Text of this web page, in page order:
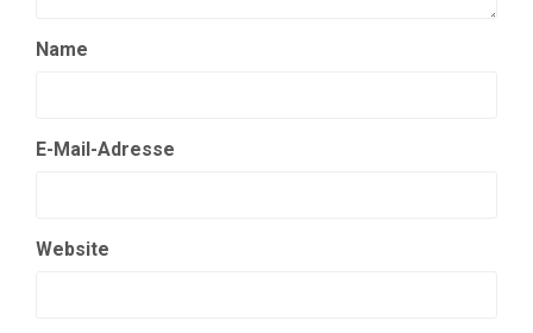
Name
E-Mail-Adresse
Website